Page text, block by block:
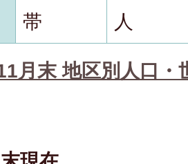
帯
人
月末 地区別人口